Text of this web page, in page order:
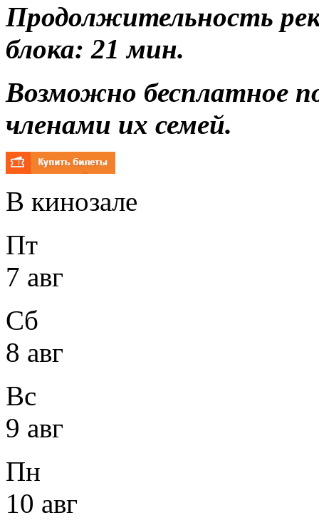
Продолжительность
блока: 21 мин.
Возможно бесплатное
членами их семей.
В кинозале
Пт
7 авг
Сб
8 авг
Вс
9 авг
Пн
10 авг